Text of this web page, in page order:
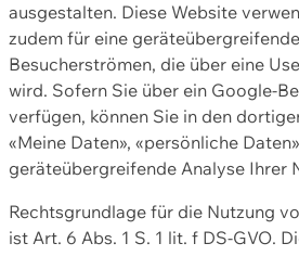
ausgestalten. Diese Website
zudem für eine
Besucherströmen, die über eine
wird. Sofern Sie über ein Google-
verfügen, können Sie in den
«Meine Daten», «persönliche
geräteübergreifende Analyse Ihrer
Rechtsgrundlage für die Nutzung
ist Art. 6 Abs. 1 S. 1 lit. f DS-GVO.